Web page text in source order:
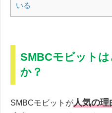
いる
SMBCモビット
か？
SMBCモビットが人気の理